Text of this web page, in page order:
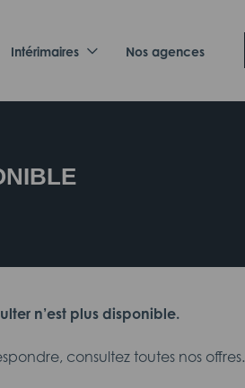
Intérimaires Nos agences
n’est plus disponible.
consultez toutes nos offres.